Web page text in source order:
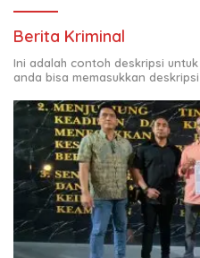
Berita Kriminal
Ini adalah contoh deskripsi
anda bisa memasukkan